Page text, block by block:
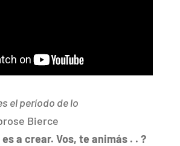
el período de lo
Bierce
a crear. Vos, te animás . . ?